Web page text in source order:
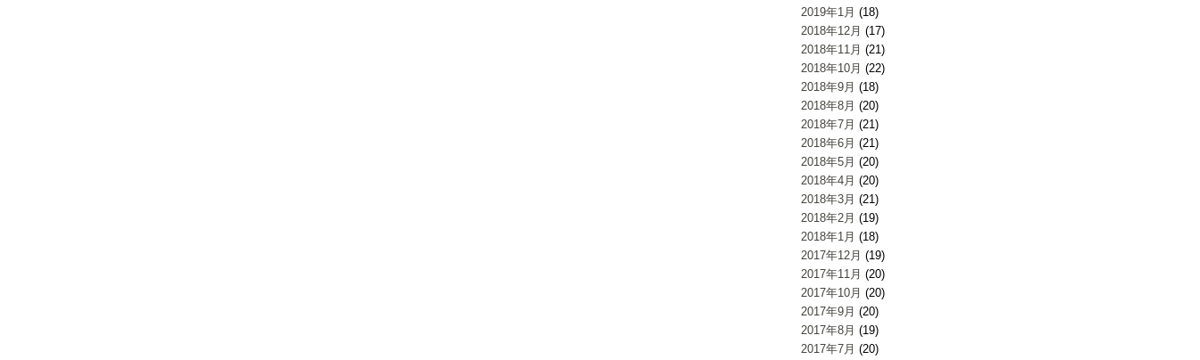
2019年1月 (18)
2018年12月 (17)
2018年11月 (21)
2018年10月 (22)
2018年9月 (18)
2018年8月 (20)
2018年7月 (21)
2018年6月 (21)
2018年5月 (20)
2018年4月 (20)
2018年3月 (21)
2018年2月 (19)
2018年1月 (18)
2017年12月 (19)
2017年11月 (20)
2017年10月 (20)
2017年9月 (20)
2017年8月 (19)
2017年7月 (20)